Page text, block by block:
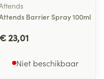
Barrier Spray 100ml
€ 23,01
Niet beschikbaar